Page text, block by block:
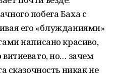
побега Баха с
его «блужданиями»
написано красиво,
но… зачем
сказочность никак не